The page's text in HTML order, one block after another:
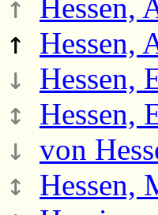
↑ Hessen,
↑ Hessen,
↓ Hessen,
↕ Hessen,
↓ von
↕ Hessen,